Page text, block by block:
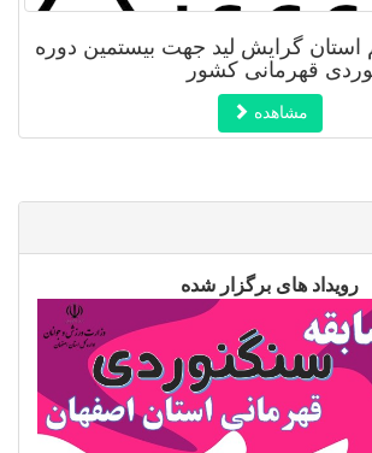
استان گرایش لید جهت بیستمین دوره
قهرمانی کشور
مشاهده
رویداد های برگزار شده